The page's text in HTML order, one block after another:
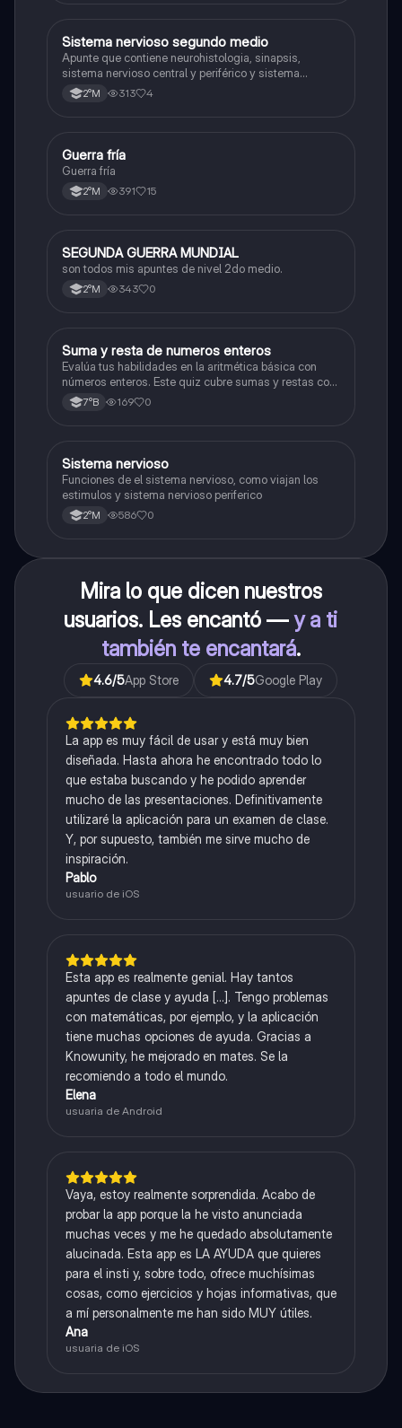
Biología
Sistema nervioso segundo medio
Apunte que contiene neurohistologia, sinapsis,
sistema nervioso central y periférico y sistema
endocrino
2°M 313 4
GHistoria
Guerra fría
Guerra fría
2°M 391 15
Historia
SEGUNDA GUERRA MUNDIAL
son todos mis apuntes de nivel 2do medio.
2°M 343 0
SMatemáticas
Suma y resta de numeros enteros
Evalúa tus habilidades en la aritmética básica con
números enteros. Este quiz cubre sumas y restas con
números positivos y negativos.
7°B 169 0
SBiología
Sistema nervioso
Funciones de el sistema nervioso, como viajan los
estimulos y sistema nervioso periferico
2°M 586 0
Mira lo que dicen nuestros
usuarios. Les encantó —y a ti
también te encantará.
4.6/5App Store 4.7/5Google Play
La app es muy fácil de usar y está muy bien
diseñada. Hasta ahora he encontrado todo lo
que estaba buscando y he podido aprender
mucho de las presentaciones. Definitivamente
utilizaré la aplicación para un examen de clase.
Y, por supuesto, también me sirve mucho de
inspiración.
Pablo
usuario de iOS
Esta app es realmente genial. Hay tantos
apuntes de clase y ayuda [...]. Tengo problemas
con matemáticas, por ejemplo, y la aplicación
tiene muchas opciones de ayuda. Gracias a
Knowunity, he mejorado en mates. Se la
recomiendo a todo el mundo.
Elena
usuaria de Android
Vaya, estoy realmente sorprendida. Acabo de
probar la app porque la he visto anunciada
muchas veces y me he quedado absolutamente
alucinada. Esta app es LA AYUDA que quieres
para el insti y, sobre todo, ofrece muchísimas
cosas, como ejercicios y hojas informativas, que
a mí personalmente me han sido MUY útiles.
Ana
usuaria de iOS